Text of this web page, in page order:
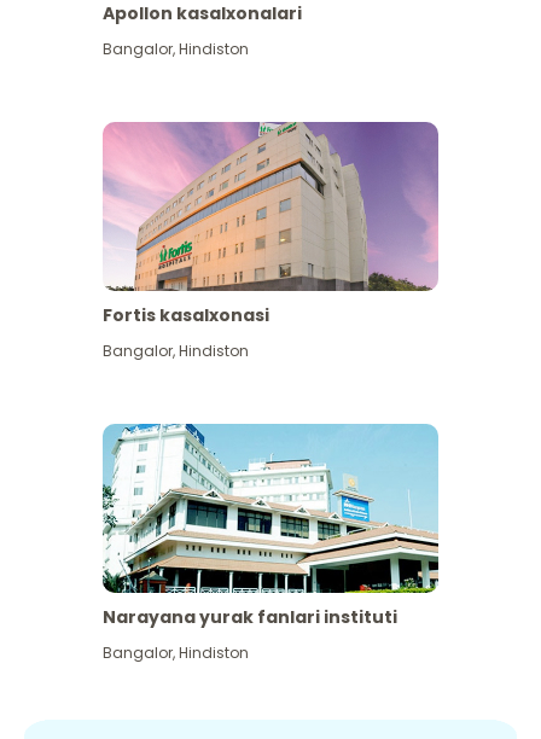
Apollon kasalxonalari
Bangalor,Hindiston
Fortis kasalxonasi
Bangalor,Hindiston
Narayana yurak fanlari instituti
Bangalor,Hindiston